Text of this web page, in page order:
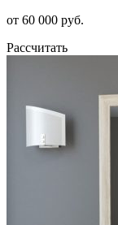
от 60 000 руб.
Рассчитать